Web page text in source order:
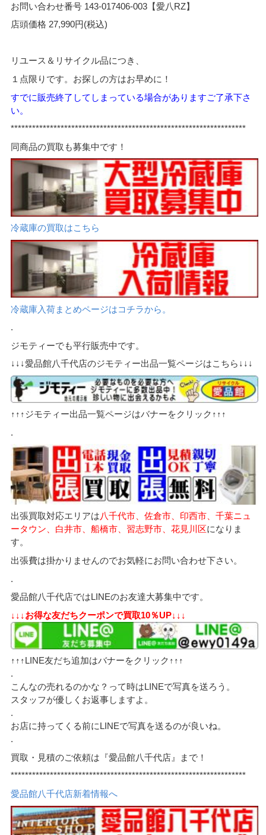
お問い合わせ番号 143-017406-003【愛八RZ】
店頭価格 27,990円(税込)
リユース＆リサイクル品につき、
１点限りです。お探しの方はお早めに！
すでに販売終了してしまっている場合がありますご了承下さ
い。
******************************************************************
同商品の買取も募集中です！
冷蔵庫の買取はこちら
冷蔵庫入荷まとめページはコチラから。
.
ジモティーでも平行販売中です。
↓↓↓愛品館八千代店のジモティー出品一覧ページはこちら↓↓↓
↑↑↑ジモティー出品一覧ページはバナーをクリック↑↑↑
.
出張買取対応エリアは八千代市、佐倉市、印西市、千葉ニュ
ータウン、白井市、船橋市、習志野市、花見川区になりま
す。
出張費は掛かりませんのでお気軽にお問い合わせ下さい。
.
愛品館八千代店ではLINEのお友達大募集中です。
↓↓↓お得な友だちクーポンで買取10％UP↓↓↓
↑↑↑LINE友だち追加はバナーをクリック↑↑↑
.
こんなの売れるのかな？って時はLINEで写真を送ろう。
スタッフが優しくお返事しますよ。
.
お店に持ってくる前にLINEで写真を送るのが良いね。
.
買取・見積のご依頼は『愛品館八千代店』まで！
******************************************************************
愛品館八千代店新着情報へ